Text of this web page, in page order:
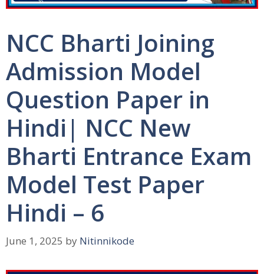
NCC Bharti Joining
Admission Model
Question Paper in
Hindi| NCC New
Bharti Entrance Exam
Model Test Paper
Hindi – 6
June 1, 2025 by Nitinnikode